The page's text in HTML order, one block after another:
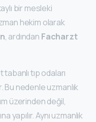
bir mesleki
hekim olarak
, ardından Facharzt
tıp odaları
nedenle uzmanlık
üzerinden değil,
yapılır. Aynı uzmanlık